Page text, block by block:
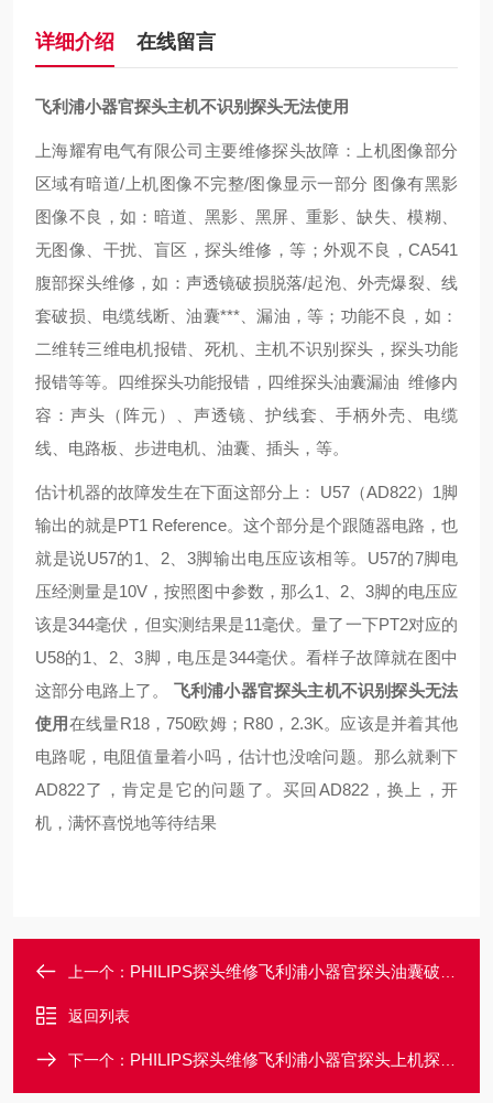
详细介绍 在线留言
飞利浦小器官探头主机不识别探头无法使用
上海耀宥电气有限公司主要维修探头故障：上机图像部分
区域有暗道/上机图像不完整/图像显示一部分 图像有黑影
图像不良，如：暗道、黑影、黑屏、重影、缺失、模糊、
无图像、干扰、盲区，探头维修，等；外观不良，CA541
腹部探头维修，如：声透镜破损脱落/起泡、外壳爆裂、线
套破损、电缆线断、油囊***、漏油，等；功能不良，如：
二维转三维电机报错、死机、主机不识别探头，探头功能
报错等等。四维探头功能报错，四维探头油囊漏油 维修内
容：声头（阵元）、声透镜、护线套、手柄外壳、电缆
线、电路板、步进电机、油囊、插头，等。
估计机器的故障发生在下面这部分上： U57（AD822）1脚
输出的就是PT1 Reference。这个部分是个跟随器电路，也
就是说U57的1、2、3脚输出电压应该相等。U57的7脚电
压经测量是10V，按照图中参数，那么1、2、3脚的电压应
该是344毫伏，但实测结果是11毫伏。量了一下PT2对应的
U58的1、2、3脚，电压是344毫伏。看样子故障就在图中
这部分电路上了。 飞利浦小器官探头主机不识别探头无法
使用在线量R18，750欧姆；R80，2.3K。应该是并着其他
电路呢，电阻值量着小吗，估计也没啥问题。那么就剩下
AD822了，肯定是它的问题了。买回AD822，换上，开
机，满怀喜悦地等待结果
上一个： PHILIPS探头维修飞利浦小器官探头油囊破损漏油更换售后维修
返回列表
下一个： PHILIPS探头维修飞利浦小器官探头上机探头功能就报错维修